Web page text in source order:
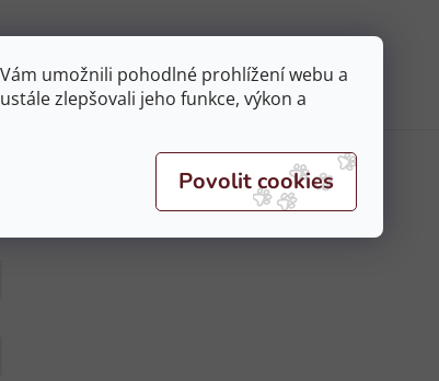
umožnili pohodlné prohlížení webu a
zlepšovali jeho funkce, výkon a